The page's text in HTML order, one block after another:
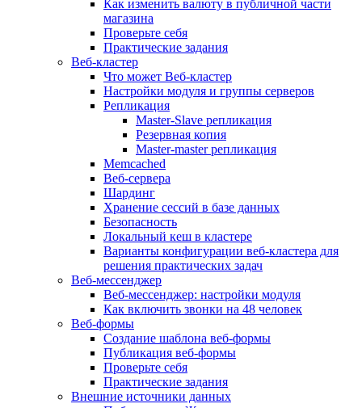
Как изменить валюту в публичной части
магазина
Проверьте себя
Практические задания
Веб-кластер
Что может Веб-кластер
Настройки модуля и группы серверов
Репликация
Master-Slave репликация
Резервная копия
Master-master репликация
Memcached
Веб-сервера
Шардинг
Хранение сессий в базе данных
Безопасность
Локальный кеш в кластере
Варианты конфигурации веб-кластера для
решения практических задач
Веб-мессенджер
Веб-мессенджер: настройки модуля
Как включить звонки на 48 человек
Веб-формы
Создание шаблона веб-формы
Публикация веб-формы
Проверьте себя
Практические задания
Внешние источники данных